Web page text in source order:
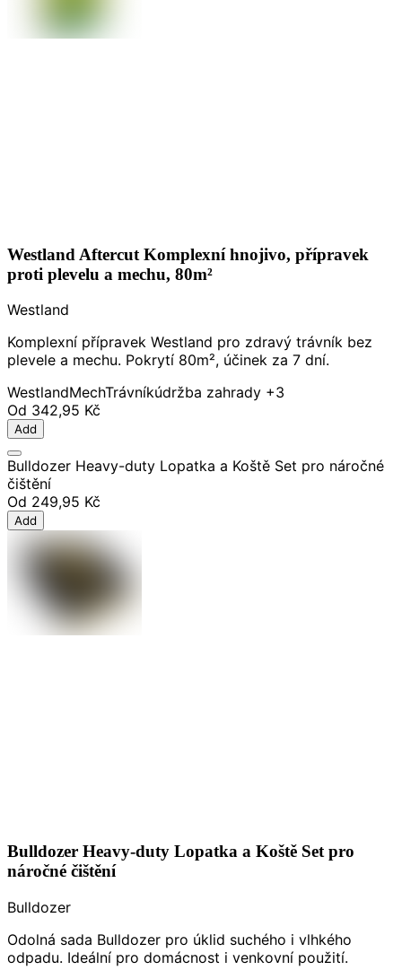
Westland Aftercut Komplexní hnojivo, přípravek
proti plevelu a mechu, 80m²
Westland
Komplexní přípravek Westland pro zdravý trávník bez
plevele a mechu. Pokrytí 80m², účinek za 7 dní.
WestlandMechTrávníkúdržba zahrady +3
Od 342,95 Kč
Add
Bulldozer Heavy-duty Lopatka a Koště Set pro náročné
čištění
Od 249,95 Kč
Add
Bulldozer Heavy-duty Lopatka a Koště Set pro
náročné čištění
Bulldozer
Odolná sada Bulldozer pro úklid suchého i vlhkého
odpadu. Ideální pro domácnost i venkovní použití.